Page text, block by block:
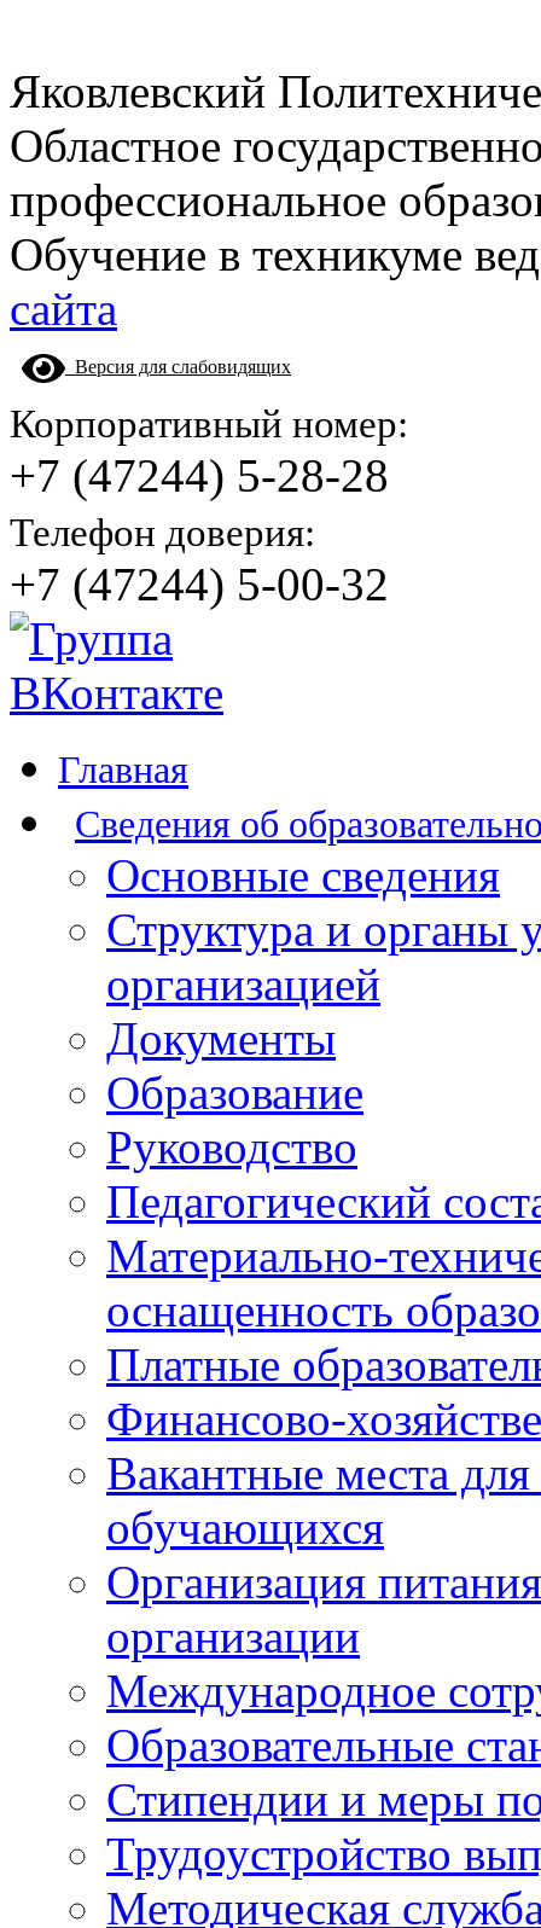
Яковлевский
Областное
профессиональное
Обучение в техникуме
сайта
Версия для слабовидящих
Корпоративный номер:
+7 (47244) 5-28-28
Телефон доверия:
+7 (47244) 5-00-32
Главная
Сведения об
Основные сведения
Структура и органы
организацией
Документы
Образование
Руководство
Педагогический
Материально-
оснащенность
Платные
Финансово-
Вакантные места
обучающихся
Организация
организации
Международное
Образовательные
Стипендии и меры
Трудоустройство
Методическая